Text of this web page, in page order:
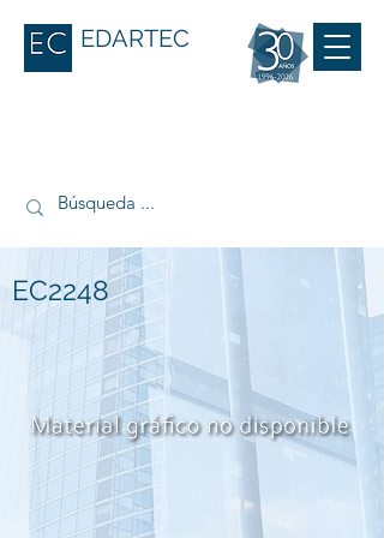
EDARTEC
EC2248